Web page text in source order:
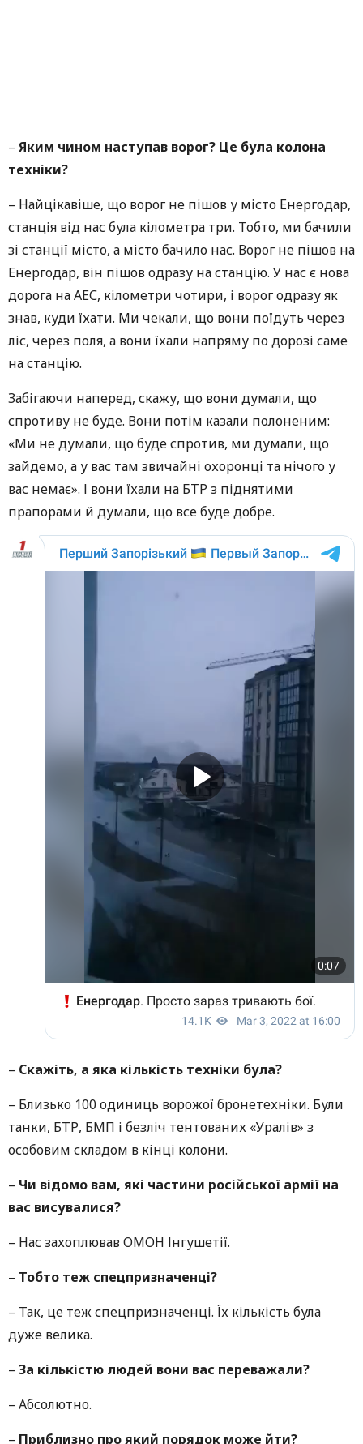
– Яким чином наступав ворог? Це була колона
техніки?
– Найцікавіше, що ворог не пішов у місто Енергодар,
станція від нас була кілометра три. Тобто, ми бачили
зі станції місто, а місто бачило нас. Ворог не пішов на
Енергодар, він пішов одразу на станцію. У нас є нова
дорога на АЕС, кілометри чотири, і ворог одразу як
знав, куди їхати. Ми чекали, що вони поїдуть через
ліс, через поля, а вони їхали напряму по дорозі саме
на станцію.
Забігаючи наперед, скажу, що вони думали, що
спротиву не буде. Вони потім казали полоненим:
«Ми не думали, що буде спротив, ми думали, що
зайдемо, а у вас там звичайні охоронці та нічого у
вас немає». І вони їхали на БТР з піднятими
прапорами й думали, що все буде добре.
– Скажіть, а яка кількість техніки була?
– Близько 100 одиниць ворожої бронетехніки. Були
танки, БТР, БМП і безліч тентованих «Уралів» з
особовим складом в кінці колони.
– Чи відомо вам, які частини російської армії на
вас висувалися?
– Нас захоплював ОМОН Інгушетії.
– Тобто теж спецпризначенці?
– Так, це теж спецпризначенці. Їх кількість була
дуже велика.
– За кількістю людей вони вас переважали?
– Абсолютно.
– Приблизно про який порядок може йти?